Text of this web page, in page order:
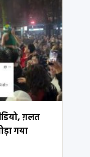
ग़लत
गया